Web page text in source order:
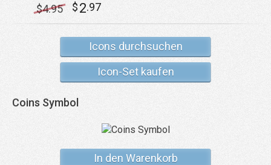
$4.95 $2.97
Icons durchsuchen
Icon-Set kaufen
Coins Symbol
In den Warenkorb